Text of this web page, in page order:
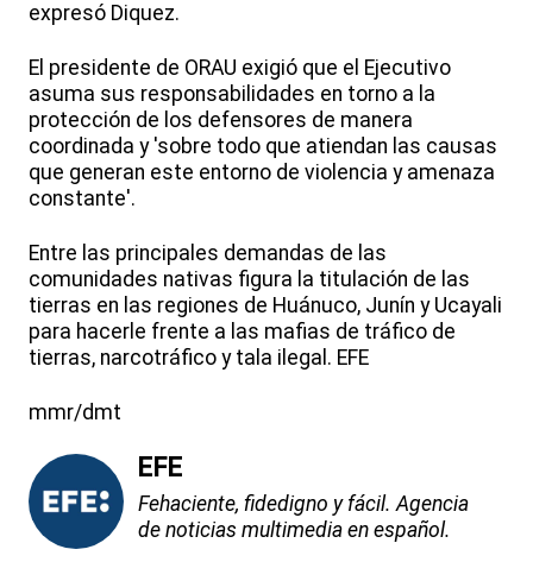
expresó Diquez.
El presidente de ORAU exigió que el Ejecutivo
asuma sus responsabilidades en torno a la
protección de los defensores de manera
coordinada y 'sobre todo que atiendan las causas
que generan este entorno de violencia y amenaza
constante'.
Entre las principales demandas de las
comunidades nativas figura la titulación de las
tierras en las regiones de Huánuco, Junín y Ucayali
para hacerle frente a las mafias de tráfico de
tierras, narcotráfico y tala ilegal. EFE
mmr/dmt
EFE
Fehaciente, fidedigno y fácil. Agencia
de noticias multimedia en español.